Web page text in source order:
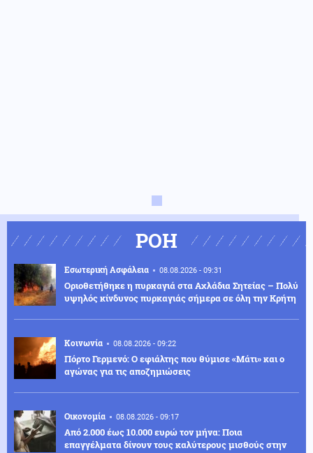
ΡΟΗ
Εσωτερική Ασφάλεια 08.08.2026 - 09:31
Οριοθετήθηκε η πυρκαγιά στα Αχλάδια Σητείας – Πολύ
υψηλός κίνδυνος πυρκαγιάς σήμερα σε όλη την Κρήτη
Κοινωνία 08.08.2026 - 09:22
Πόρτο Γερμενό: Ο εφιάλτης που θύμισε «Μάτι» και ο
αγώνας για τις αποζημιώσεις
Οικονομία 08.08.2026 - 09:17
Από 2.000 έως 10.000 ευρώ τον μήνα: Ποια
επαγγέλματα δίνουν τους καλύτερους μισθούς στην